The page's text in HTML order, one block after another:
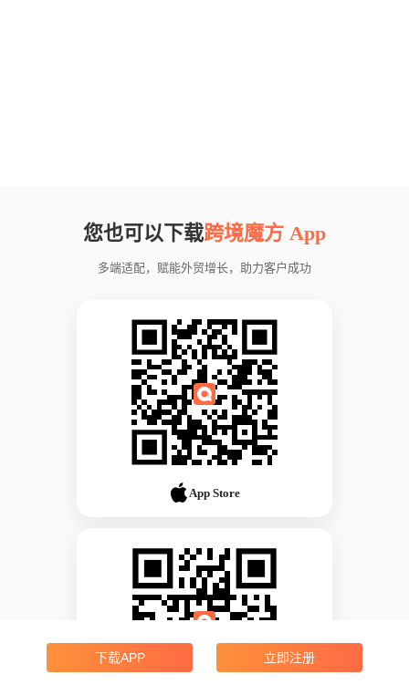
您也可以下载跨境魔方 App
多端适配，赋能外贸增长，助力客户成功
App Store
下载APP 立即注册